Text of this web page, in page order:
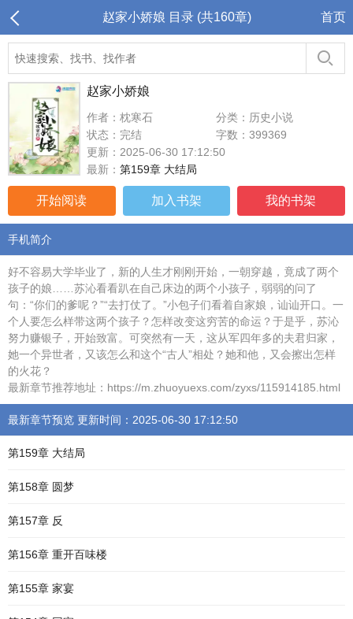
赵家小娇娘 目录 (共160章) 首页
赵家小娇娘
作者：枕寒石
分类：历史小说
状态：完结
字数：399369
更新：2025-06-30 17:12:50
最新： 第159章 大结局
开始阅读 加入书架 我的书架
手机简介
好不容易大学毕业了，新的人生才刚刚开始，一朝穿越，竟成了两个
孩子的娘……苏沁看看趴在自己床边的两个小孩子，弱弱的问了
句：“你们的爹呢？”“去打仗了。”小包子们看着自家娘，讪讪开口。一
个人要怎么样带这两个孩子？怎样改变这穷苦的命运？于是乎，苏沁
努力赚银子，开始致富。可突然有一天，这从军四年多的夫君归家，
她一个异世者，又该怎么和这个“古人”相处？她和他，又会擦出怎样
的火花？
最新章节推荐地址：https://m.zhuoyuexs.com/zyxs/115914185.html
最新章节预览 更新时间：2025-06-30 17:12:50
第159章 大结局
第158章 圆梦
第157章 反
第156章 重开百味楼
第155章 家宴